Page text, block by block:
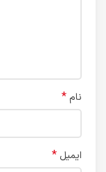
نام *
ایمیل *